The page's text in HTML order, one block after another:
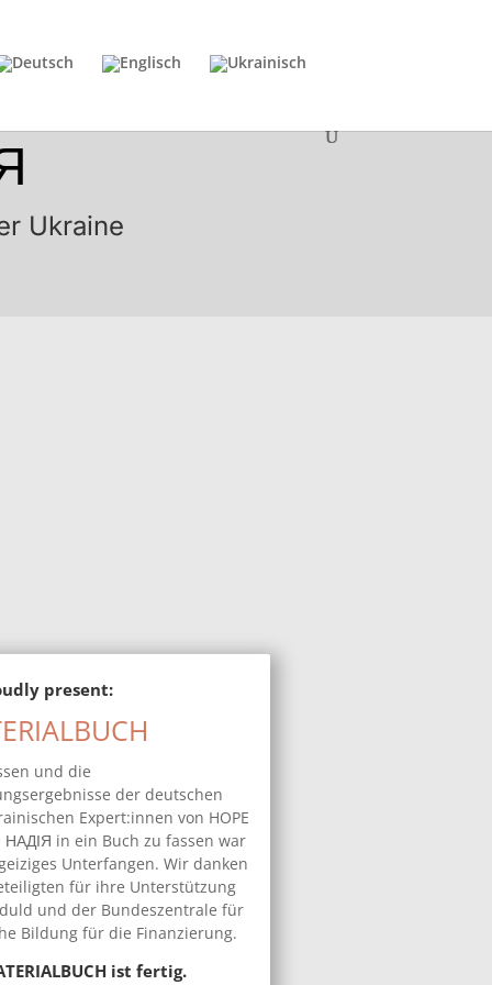
Ukraine
present:
und die
der deutschen
Expert:innen von HOPE
НАДІЯ in ein Buch zu fassen war
Unterfangen. Wir danken
für ihre Unterstützung
und der Bundeszentrale für
Bildung für die Finanzierung.
ist fertig.